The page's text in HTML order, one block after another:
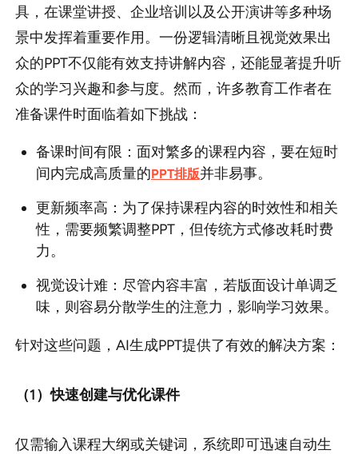
具，在课堂讲授、企业培训以及公开演讲等多种场
景中发挥着重要作用。一份逻辑清晰且视觉效果出
众的PPT不仅能有效支持讲解内容，还能显著提升听
众的学习兴趣和参与度。然而，许多教育工作者在
准备课件时面临着如下挑战：
备课时间有限：面对繁多的课程内容，要在短时
间内完成高质量的PPT排版并非易事。
更新频率高：为了保持课程内容的时效性和相关
性，需要频繁调整PPT，但传统方式修改耗时费
力。
视觉设计难：尽管内容丰富，若版面设计单调乏
味，则容易分散学生的注意力，影响学习效果。
针对这些问题，AI生成PPT提供了有效的解决方案：
（1）快速创建与优化课件
仅需输入课程大纲或关键词，系统即可迅速自动生